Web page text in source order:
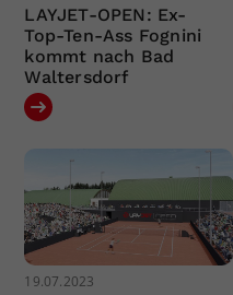
LAYJET-OPEN: Ex-
Top-Ten-Ass Fognini
kommt nach Bad
Waltersdorf
19.07.2023